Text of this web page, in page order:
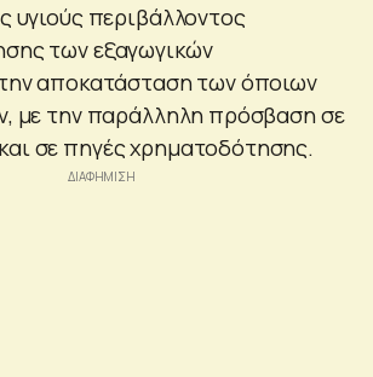
υγιούς περιβάλλοντος
των εξαγωγικών
αποκατάσταση των όποιων
με την παράλληλη πρόσβαση σε
σε πηγές χρηματοδότησης.